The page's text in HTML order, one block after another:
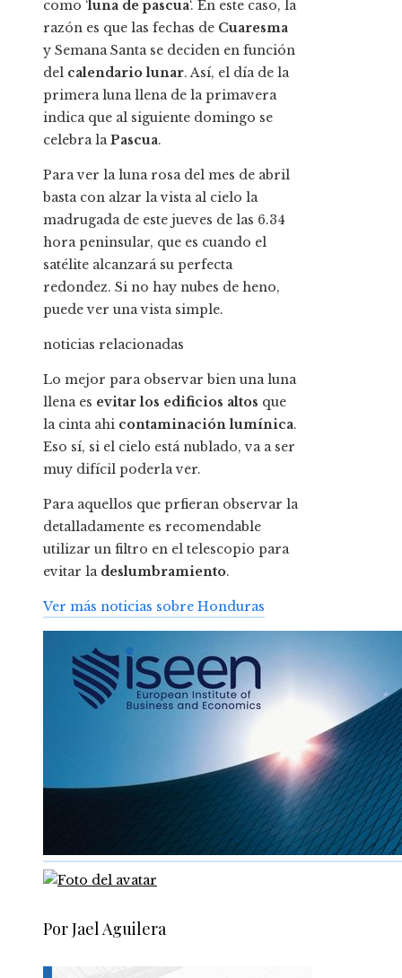
como ‘luna de pascua‘. En este caso, la
razón es que las fechas de Cuaresma
y Semana Santa se deciden en función
del calendario lunar. Así, el día de la
primera luna llena de la primavera
indica que al siguiente domingo se
celebra laPascua.
Para ver la luna rosa del mes de abril
basta con alzar la vista al cielo la
madrugada de este jueves de las 6.34
hora peninsular, que es cuando el
satélite alcanzará su perfecta
redondez. Si no hay nubes de heno,
puede ver una vista simple.
noticias relacionadas
Lo mejor para observar bien una luna
llena es evitar los edificios altos que
la cinta ahi contaminación lumínica.
Eso sí, si el cielo está nublado, va a ser
muy difícil poderla ver.
Para aquellos que prfieran observar la
detalladamente es recomendable
utilizar un filtro en el telescopio para
evitar la deslumbramiento.
Ver más noticias sobre Honduras
Por Jael Aguilera